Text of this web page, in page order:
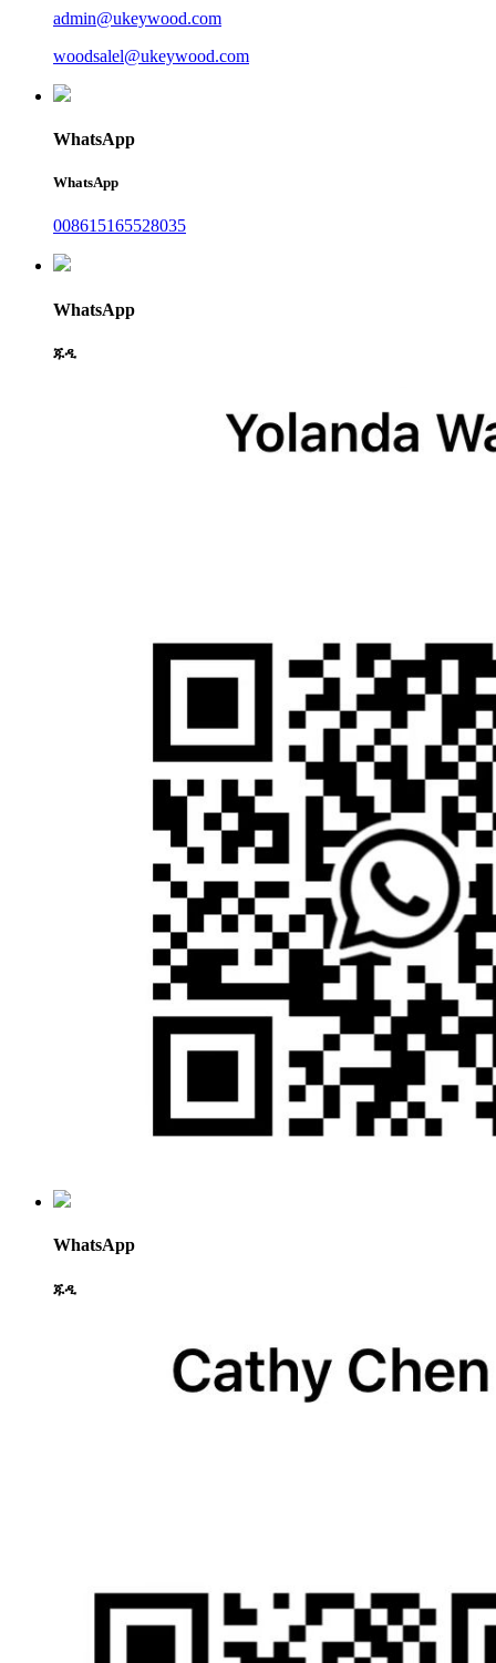
admin@ukeywood.com
woodsalel@ukeywood.com
WhatsApp
WhatsApp
008615165528035
WhatsApp
ጁዲ
WhatsApp
ጁዲ